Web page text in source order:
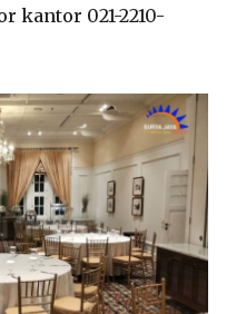
kantor 021-2210-